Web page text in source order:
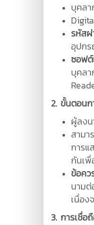
บุคลา
รหัสผ่
อุปกร
ซอฟต์
บุคลา
2. ขั้นตอน
ผู้ลงน
สาม
การ
กันเพื่
ข้อคว
นามต่
เนื่อง
3. การเชื่อ